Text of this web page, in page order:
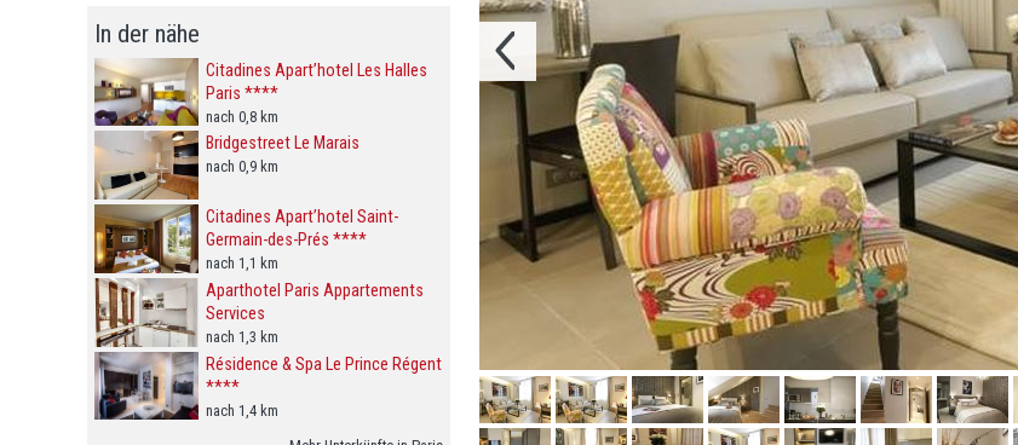
In der nähe
Citadines Apart’hotel Les Halles
Paris ****
nach 0,8 km
Bridgestreet Le Marais
nach 0,9 km
Citadines Apart’hotel Saint-
Germain-des-Prés ****
nach 1,1 km
Aparthotel Paris Appartements
Services
nach 1,3 km
Résidence & Spa Le Prince Régent
****
nach 1,4 km